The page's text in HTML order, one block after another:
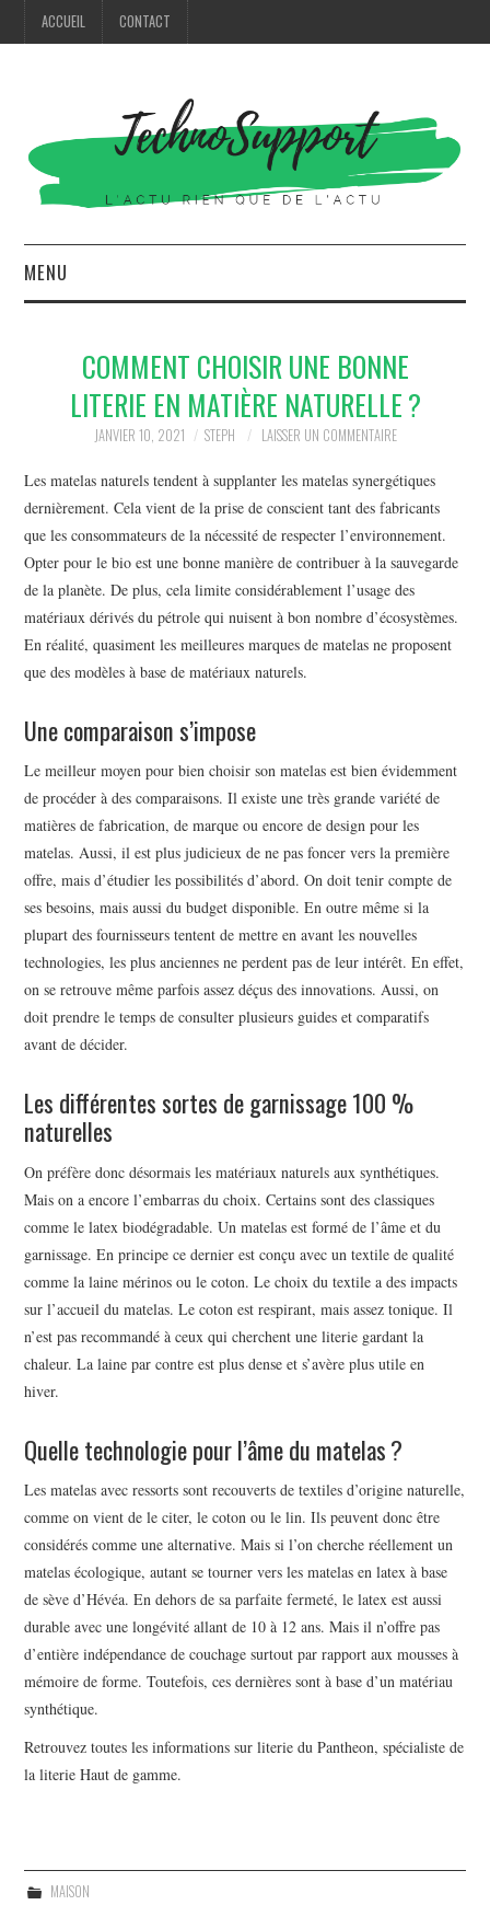
ACCUEIL CONTACT
MENU
MODE
MAISON
BEAUTÉ
IMMOBILIER
SOCIETE
FORMATION
CONTACT
COMMENT CHOISIR UNE BONNE
LITERIE EN MATIÈRE NATURELLE ?
JANVIER 10, 2021 STEPH LAISSER UN COMMENTAIRE
Les matelas naturels tendent à supplanter les matelas synergétiques
dernièrement. Cela vient de la prise de conscient tant des fabricants
que les consommateurs de la nécessité de respecter l’environnement.
Opter pour le bio est une bonne manière de contribuer à la sauvegarde
de la planète. De plus, cela limite considérablement l’usage des
matériaux dérivés du pétrole qui nuisent à bon nombre d’écosystèmes.
En réalité, quasiment les meilleures marques de matelas ne proposent
que des modèles à base de matériaux naturels.
Une comparaison s’impose
Le meilleur moyen pour bien choisir son matelas est bien évidemment
de procéder à des comparaisons. Il existe une très grande variété de
matières de fabrication, de marque ou encore de design pour les
matelas. Aussi, il est plus judicieux de ne pas foncer vers la première
offre, mais d’étudier les possibilités d’abord. On doit tenir compte de
ses besoins, mais aussi du budget disponible. En outre même si la
plupart des fournisseurs tentent de mettre en avant les nouvelles
technologies, les plus anciennes ne perdent pas de leur intérêt. En effet,
on se retrouve même parfois assez déçus des innovations. Aussi, on
doit prendre le temps de consulter plusieurs guides et comparatifs
avant de décider.
Les différentes sortes de garnissage 100 %
naturelles
On préfère donc désormais les matériaux naturels aux synthétiques.
Mais on a encore l’embarras du choix. Certains sont des classiques
comme le latex biodégradable. Un matelas est formé de l’âme et du
garnissage. En principe ce dernier est conçu avec un textile de qualité
comme la laine mérinos ou le coton. Le choix du textile a des impacts
sur l’accueil du matelas. Le coton est respirant, mais assez tonique. Il
n’est pas recommandé à ceux qui cherchent une literie gardant la
chaleur. La laine par contre est plus dense et s’avère plus utile en
hiver.
Quelle technologie pour l’âme du matelas ?
Les matelas avec ressorts sont recouverts de textiles d’origine naturelle,
comme on vient de le citer, le coton ou le lin. Ils peuvent donc être
considérés comme une alternative. Mais si l’on cherche réellement un
matelas écologique, autant se tourner vers les matelas en latex à base
de sève d’Hévéa. En dehors de sa parfaite fermeté, le latex est aussi
durable avec une longévité allant de 10 à 12 ans. Mais il n’offre pas
d’entière indépendance de couchage surtout par rapport aux mousses à
mémoire de forme. Toutefois, ces dernières sont à base d’un matériau
synthétique.
Retrouvez toutes les informations surliterie du Pantheon, spécialiste de
la literie Haut de gamme.
MAISON